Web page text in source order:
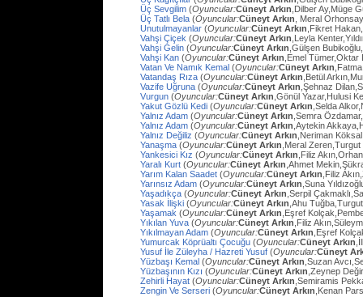
Üç Sevgilim (Oyuncular:Cüneyt Arkın ,Dilber Ay,Müge
Üç Tatlı Bela (Oyuncular:Cüneyt Arkın , Meral
Unutulmayanlar (Oyuncular:Cüneyt Arkın ,Fikret
Vahşi Çiçek (Oyuncular:Cüneyt Arkın ,Leyla
Vahşi Gelin (Oyuncular:Cüneyt Arkın ,Gülşen
Vahşi Kan (Oyuncular:Cüneyt Arkın ,Emel
Vatan Ve Namık Kemal (Oyuncular:Cüneyt Arkın
Vatandaş Rıza (Oyuncular:Cüneyt Arkın ,Betül
Vazife Uğruna (Oyuncular:Cüneyt Arkın ,Şehnaz
Vurgun (Oyuncular:Cüneyt Arkın ,Gönül Yazar,Hulusi
Yakut Gözlü Kedi (Oyuncular:Cüneyt Arkın ,Selda
Yalnız Adam (Oyuncular:Cüneyt Arkın ,Semra
Yalnız Adam (Oyuncular:Cüneyt Arkın ,Aytekin
Yalnız Değiliz (Oyuncular:Cüneyt Arkın ,Neriman
Yanaşma (Oyuncular:Cüneyt Arkın ,Meral
Yankesici Kız (Oyuncular:Cüneyt Arkın ,Filiz
Yaralı Kurt (Oyuncular:Cüneyt Arkın ,Ahmet
Yarım Kalan Saadet (Oyuncular:Cüneyt Arkın ,Filiz
Yarınsız Adam (Oyuncular:Cüneyt Arkın ,Suna
Yaşadıkça (Oyuncular:Cüneyt Arkın ,Serpil
Yasak İlişki (Oyuncular:Cüneyt Arkın ,Ahu
Yaşamak (Oyuncular:Cüneyt Arkın ,Eşref
Yıkılan Yuva (Oyuncular:Cüneyt Arkın ,Filiz
Yıkılmayan Adam (Oyuncular:Cüneyt Arkın ,Eşref
Yumurcak Köprüaltı Çocuğu (Oyuncular:Cüneyt Arkın
Yusuf İle Züleyha / Hazreti Yusuf (Oyuncular:Cüneyt
Yüzbaşı Kemal (Oyuncular:Cüneyt Arkın ,Suzan
Yüzbaşının Kızı (Oyuncular:Cüneyt Arkın ,Zeynep
Zehirli Hayat (Oyuncular:Cüneyt Arkın ,Semiramis
Zengin Ve Serseri (Oyuncular:Cüneyt Arkın ,Kenan